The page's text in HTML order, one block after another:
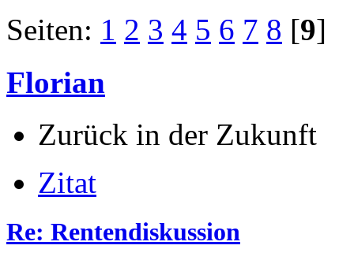
Seiten: 1 2 3 4 5 6 7 8 [9]
Florian
Zurück in der Zukunft
Zitat
Re: Rentendiskussion